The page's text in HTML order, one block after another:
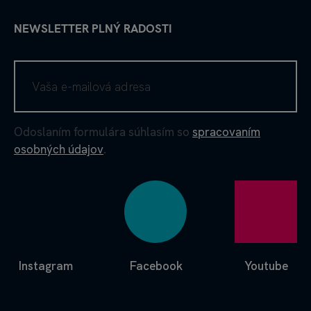
NEWSLETTER PLNÝ RADOSTI
Odoslaním formulára súhlasím so spracovaním
osobných údajov.
Facebook
Instagram Youtube